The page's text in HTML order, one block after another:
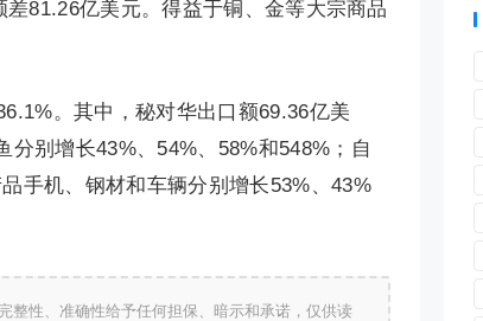
81.26亿美元。得益于铜、金等大宗商品
。其中，秘对华出口额69.36亿美
别增长43%、54%、58%和548%；自
手机、钢材和车辆分别增长53%、43%
整性、准确性给予任何担保、暗示和承诺，仅供读